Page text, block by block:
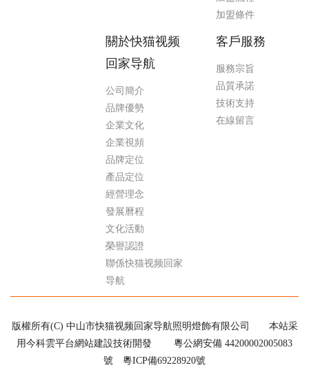
加盟條件
關於快猫视频
回家导航
公司簡介
品牌優勢
企業文化
企業視頻
品牌定位
產品定位
經營理念
發展曆程
文化活動
榮譽認證
聯係快猫视频回家
导航
客戶服務
服務宗旨
品質承諾
技術支持
在線留言
版權所有(C) 中山市快猫视频回家导航照明燈飾有限公司 本站采
用今科雲平台網站建設技術開發 粵公網安備 44200002005083
號 粵ICP備69228920號